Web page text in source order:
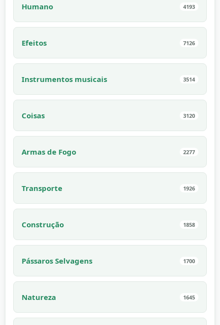
Humano 4193
Efeitos 7126
Instrumentos musicais 3514
Coisas 3120
Armas de Fogo 2277
Transporte 1926
Construção 1858
Pássaros Selvagens 1700
Natureza 1645